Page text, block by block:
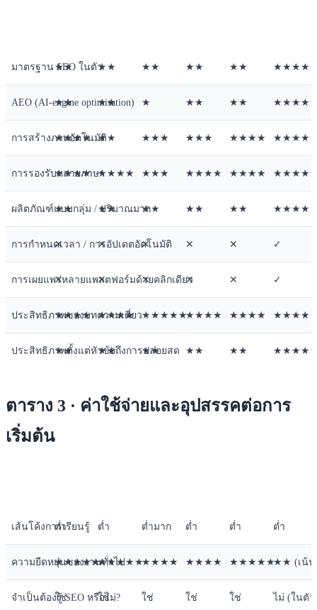
มาตรฐาน SEO ในตัว
★★ ★★ ★★ ★★ ★★
AEO (AI‑engine optimisation)
★★ ★★ ★ ★★ ★★
การสร้างภาพอัตโนมัติ
★★★★ ★★ ★★★ ★★★ ★★★★
การรองรับหลายภาษา
★★★★ ★★★★ ★★★ ★★★★ ★★★★ ★★★★★
ผลิตภัณฑ์แบบกลุ่ม / ปริมาณมาก
★★ ★★ ★★ ★★ ★★
การกำหนดเวลา / การอัปเดตอัตโนมัติ
✕ ✕ ✕ ✕ ✕ ✓
การเผยแพร่หลายแพลตฟอร์มด้วยคลิกเดียว
✕ ✕ ✕ ✕ ✕ ✓
ประสิทธิภาพของบทความเดี่ยว
★★★★ ★★★★ ★★★★★★★★★ ★★★★
ประสิทธิภาพตั้งแต่หัวข้อถึงการปล่อยสด
★★ ★★ ★★ ★★ ★★
ตาราง 3 · ค่าใช้จ่ายและอุปสรรคต่อการ
เริ่มต้น
เส้นโค้งการเรียนรู้
ต่ำ ต่ำ ต่ำมาก ต่ำ ต่ำ ต่ำ
ความยืดหยุ่นของงานทั่วไป
★★★★★★★★★★★★★★ ★★★★ ★★★★★★★ (เน้น
จำเป็นต้องรู้ SEO หรือไม่?
ใช่ ใช่ ใช่ ใช่ ใช่ ไม่ (ในตัว